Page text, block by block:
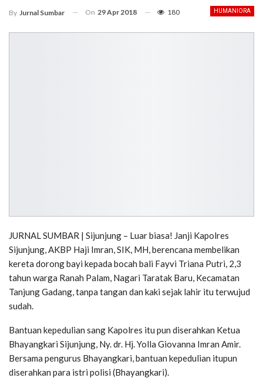
HUMANIORA
By Jurnal Sumbar On 29 Apr 2018 180
JURNAL SUMBAR | Sijunjung – Luar biasa! Janji Kapolres
Sijunjung, AKBP Haji Imran, SIK, MH, berencana membelikan
kereta dorong bayi kepada bocah bali Fayvi Triana Putri, 2,3
tahun warga Ranah Palam, Nagari Taratak Baru, Kecamatan
Tanjung Gadang, tanpa tangan dan kaki sejak lahir itu terwujud
sudah.
Bantuan kepedulian sang Kapolres itu pun diserahkan Ketua
Bhayangkari Sijunjung, Ny. dr. Hj. Yolla Giovanna Imran Amir.
Bersama pengurus Bhayangkari, bantuan kepedulian itupun
diserahkan para istri polisi (Bhayangkari).